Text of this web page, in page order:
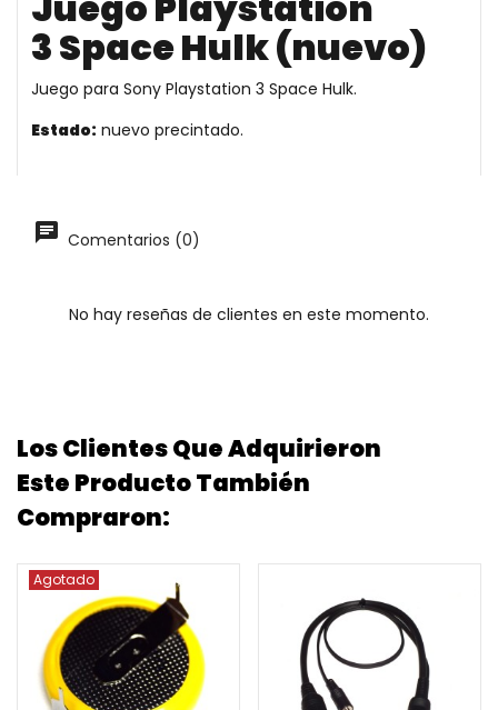
3 Space Hulk (nuevo)
Juego para Sony Playstation 3 Space Hulk.
Estado: nuevo precintado.
Comentarios (0)
No hay reseñas de clientes en este momento.
Los Clientes Que Adquirieron
Este Producto También
Compraron:
Agotado